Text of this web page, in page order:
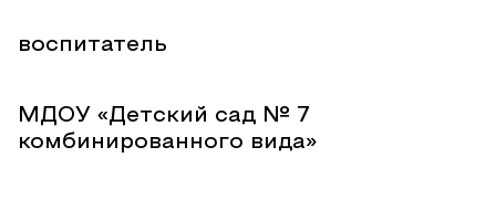
воспитатель
МДОУ «Детский сад № 7
комбинированного вида»